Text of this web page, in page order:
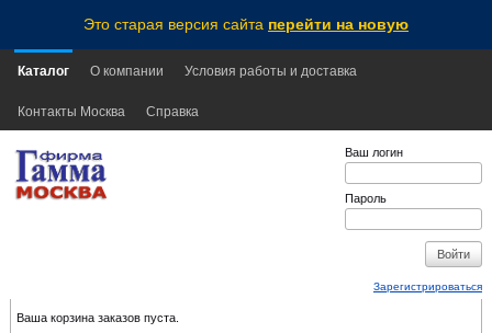
Это старая версия сайта перейти на новую
Каталог О компании Условия работы и доставка
Контакты Москва Справка
Ваш логин
Пароль
Зарегистрироваться
Ваша корзина заказов пуста.